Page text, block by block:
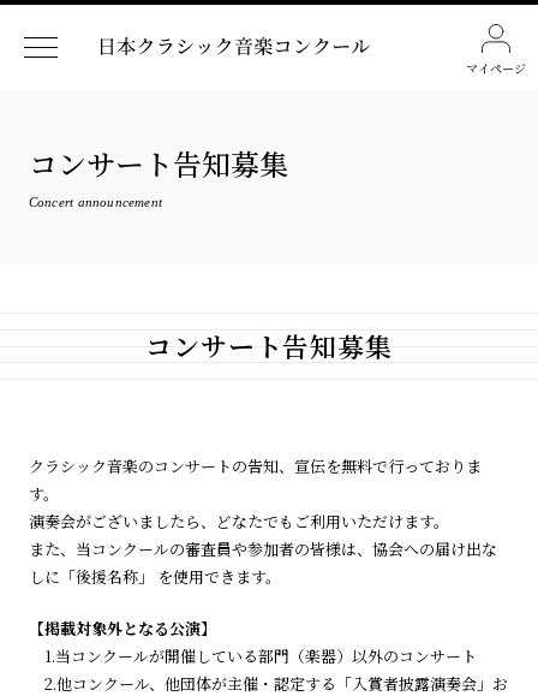
マイページ
コンサート告知募集
Concert announcement
コンサート告知募集
クラシック音楽のコンサートの告知、宣伝を無料で行っておりま
す。
演奏会がございましたら、どなたでもご利用いただけます。
また、当コンクールの審査員や参加者の皆様は、協会への届け出な
しに「後援名称」 を使用できます。
【掲載対象外となる公演】
1.当コンクールが開催している部門（楽器）以外のコンサート
2.他コンクール、他団体が主催・認定する「入賞者披露演奏会」お